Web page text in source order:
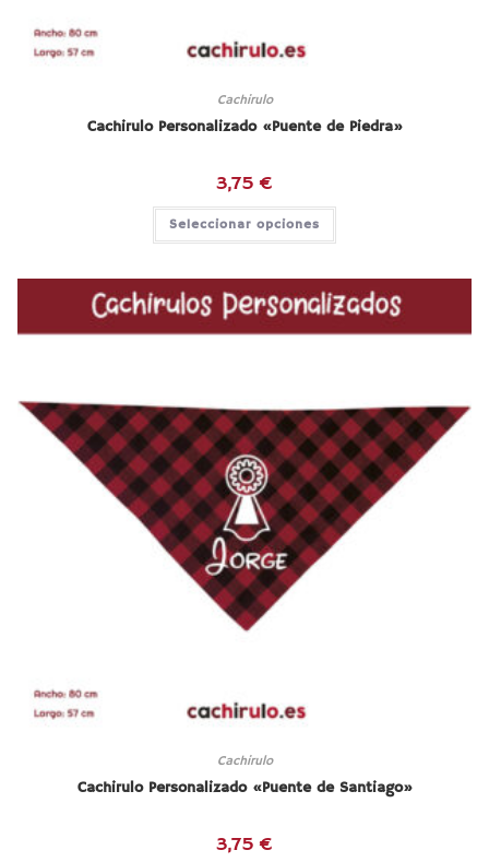
Cachirulo
Cachirulo Personalizado «Puente de Piedra»
3,75 €
Seleccionar opciones
Este
tiene
opciones
se
pueden
de
producto
Cachirulo
Cachirulo Personalizado «Puente de Santiago»
3,75 €